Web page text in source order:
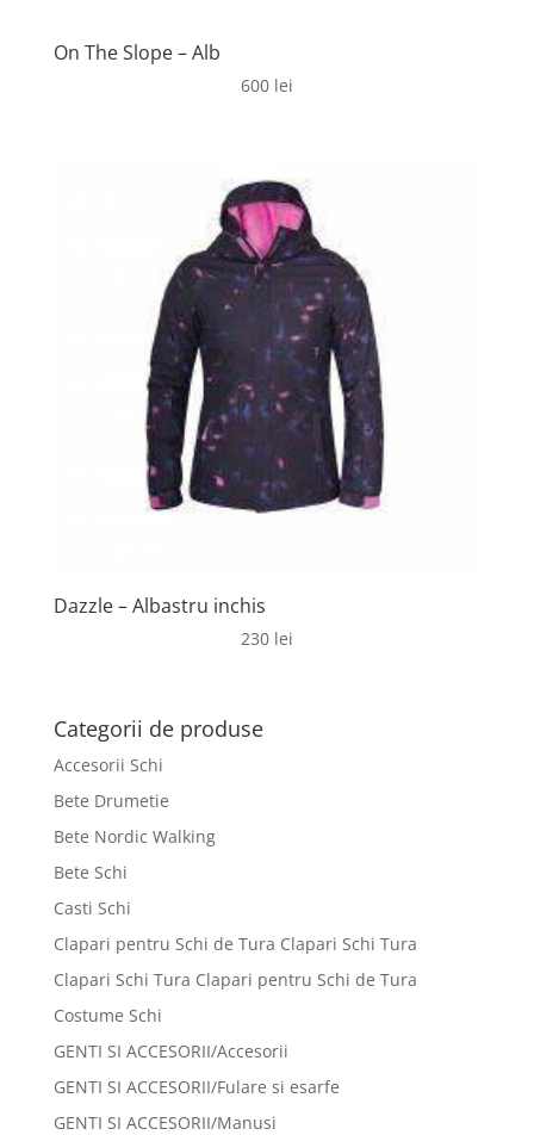
On The Slope – Alb
600 lei
Dazzle – Albastru inchis
230 lei
Categorii de produse
Accesorii Schi
Bete Drumetie
Bete Nordic Walking
Bete Schi
Casti Schi
Clapari pentru Schi de Tura Clapari Schi Tura
Clapari Schi Tura Clapari pentru Schi de Tura
Costume Schi
GENTI SI ACCESORII/Accesorii
GENTI SI ACCESORII/Fulare si esarfe
GENTI SI ACCESORII/Manusi